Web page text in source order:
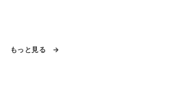
もっと見る